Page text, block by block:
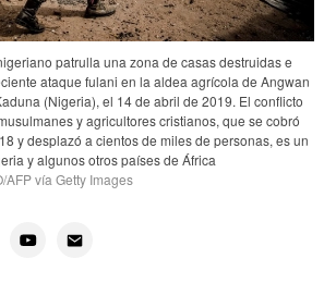
patrulla una zona de casas destruidas e
ataque fulani en la aldea agrícola de Angwan
(Nigeria), el 14 de abril de 2019. El conflicto
y agricultores cristianos, que se cobró
y desplazó a cientos de miles de personas, es un
y algunos otros países de África
AFP vía Getty Images